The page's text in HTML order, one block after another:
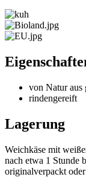
von Natur aus
rindengereift
Lagerung
Weichkäse mit
nach etwa 1 Stunde
originalverpackt